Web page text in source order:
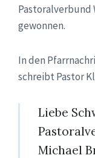
Pastoralverbund
gewonnen.
In den
schreibt Pastor
Liebe
Michael